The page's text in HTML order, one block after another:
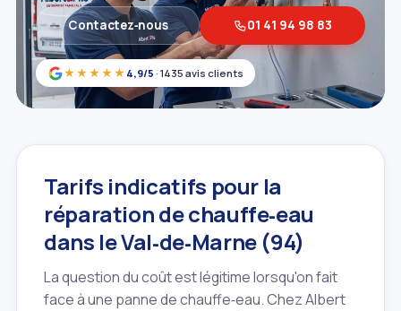
★★★★★ 4,9/5 · 1435 avis clients
Contactez‑nous 01 41 94 98 83
Tarifs indicatifs pour la
réparation de chauffe‑eau
dans le Val‑de‑Marne (94)
La question du coût est légitime lorsqu'on fait
face à une panne de chauffe‑eau. Chez Albert